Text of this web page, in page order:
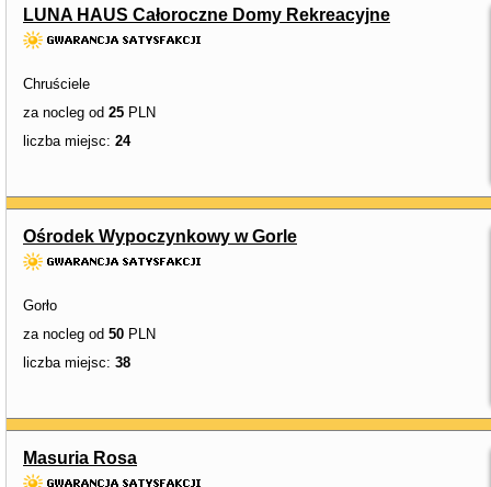
LUNA HAUS Całoroczne Domy Rekreacyjne
Chruściele
za nocleg od 25 PLN
liczba miejsc: 24
Ośrodek Wypoczynkowy w Gorle
Gorło
za nocleg od 50 PLN
liczba miejsc: 38
Masuria Rosa